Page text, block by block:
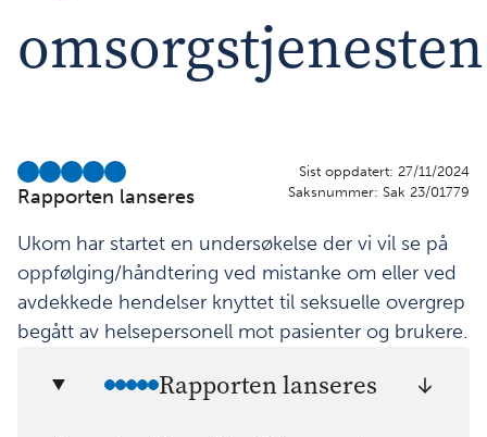
omsorgstjenesten
Rapporten lanseres
Sist oppdatert: 27/11/2024
Saksnummer: Sak 23/01779
Ukom har startet en undersøkelse der vi vil se på
oppfølging/håndtering ved mistanke om eller ved
avdekkede hendelser knyttet til seksuelle overgrep
begått av helsepersonell mot pasienter og brukere.
Rapporten lanseres